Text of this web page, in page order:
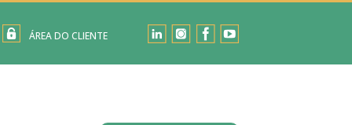
ÁREA DO CLIENTE